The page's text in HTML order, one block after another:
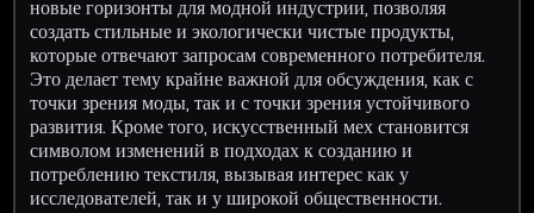
новые горизонты для модной индустрии, позволяя
создать стильные и экологически чистые продукты,
которые отвечают запросам современного потребителя.
Это делает тему крайне важной для обсуждения, как с
точки зрения моды, так и с точки зрения устойчивого
развития. Кроме того, искусственный мех становится
символом изменений в подходах к созданию и
потреблению текстиля, вызывая интерес как у
исследователей, так и у широкой общественности.